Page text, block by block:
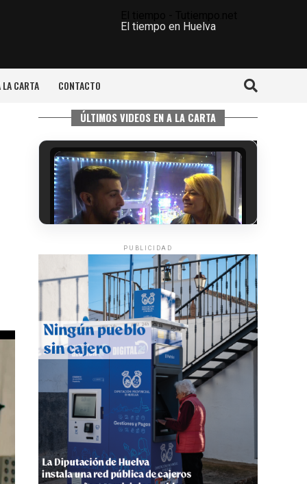
El tiempo en Huelva
LA CARTA CONTACTO
ÚLTIMOS VIDEOS EN A LA CARTA
5º DÍA DE LAS FIESTAS COLOMBINAS
2026
·Huelvatv
CUARTA CORRIDA DE LAS FIESTAS
COLOMBINAS 2026
hace 1 semana·Huelvatv
PUBLICIDAD